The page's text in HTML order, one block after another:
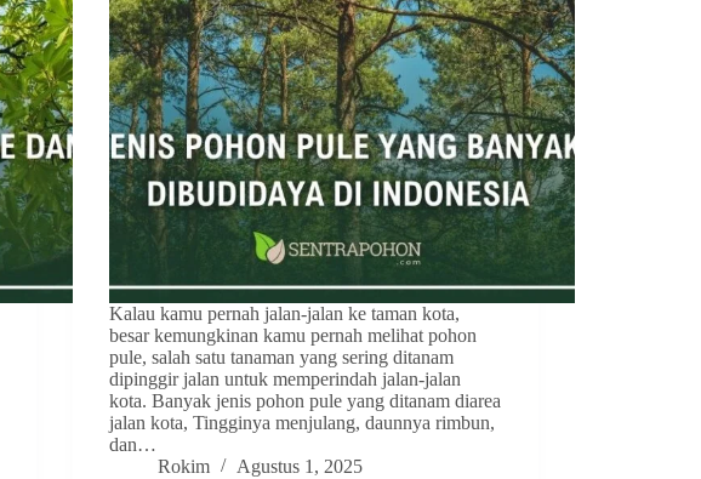
Kalau kamu pernah jalan-jalan ke taman kota,
besar kemungkinan kamu pernah melihat pohon
pule, salah satu tanaman yang sering ditanam
dipinggir jalan untuk memperindah jalan-jalan
kota. Banyak jenis pohon pule yang ditanam diarea
jalan kota, Tingginya menjulang, daunnya rimbun,
dan…
Rokim
Agustus 1, 2025